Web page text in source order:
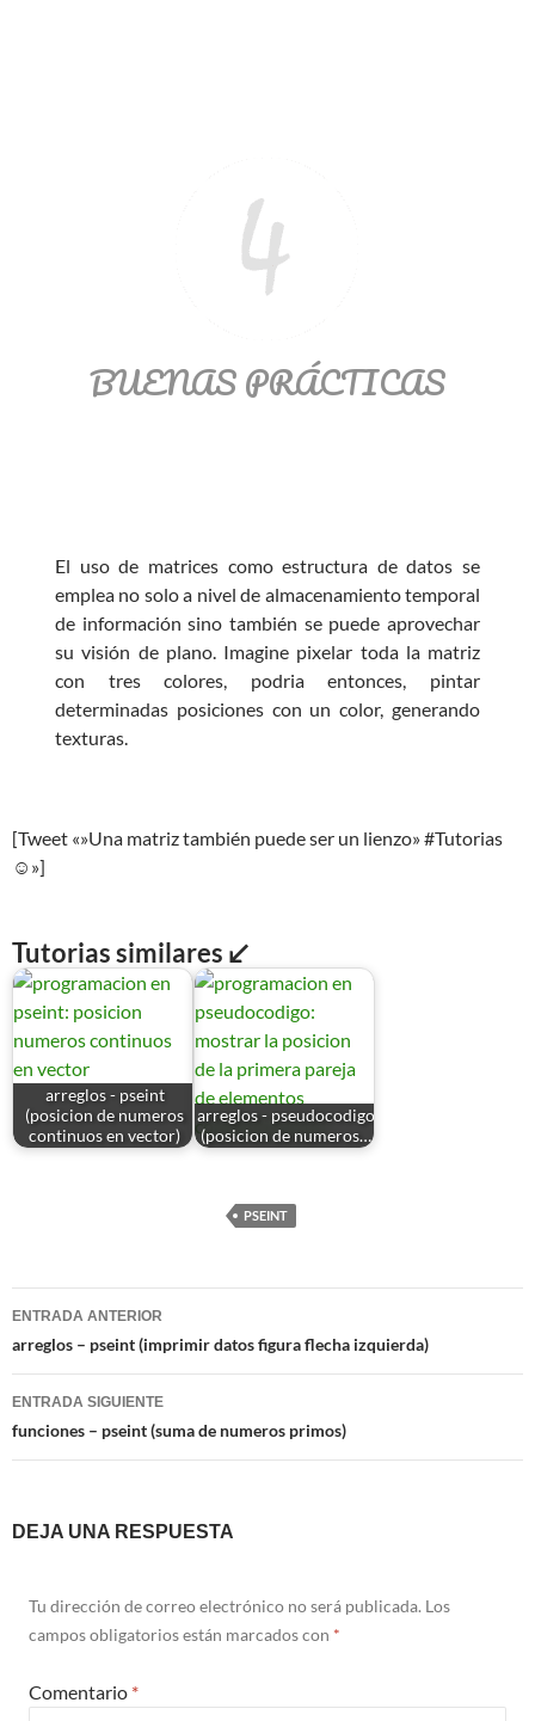
BUENAS PRÁCTICAS
El uso de matrices como estructura de datos se
emplea no solo a nivel de almacenamiento temporal
de información sino también se puede aprovechar
su visión de plano. Imagine pixelar toda la matriz
con tres colores, podria entonces, pintar
determinadas posiciones con un color, generando
texturas.
[Tweet «»Una matriz también puede ser un lienzo» #Tutorias
☺»]
Tutorias similares ↙
arreglos - pseint
(posicion de numeros
continuos en vector)
arreglos - pseudocodigo
(posicion de numeros…
PSEINT
Navegación
de
entradas
ENTRADA ANTERIOR
arreglos – pseint (imprimir datos figura flecha izquierda)
ENTRADA SIGUIENTE
funciones – pseint (suma de numeros primos)
DEJA UNA RESPUESTA
Tu dirección de correo electrónico no será publicada. Los
campos obligatorios están marcados con *
Comentario *